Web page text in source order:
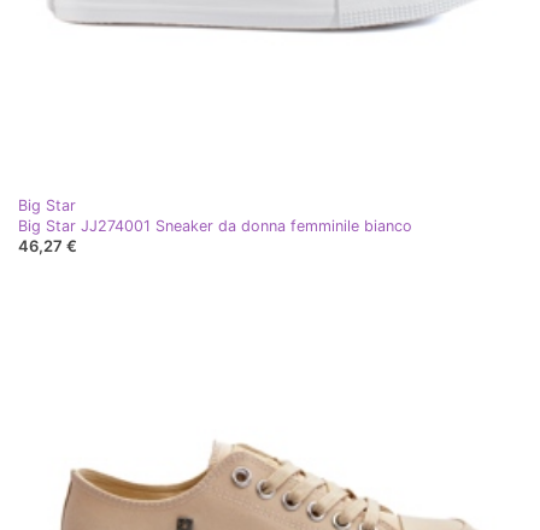
Big Star
Big Star JJ274001 Sneaker da donna femminile bianco
46,27 €